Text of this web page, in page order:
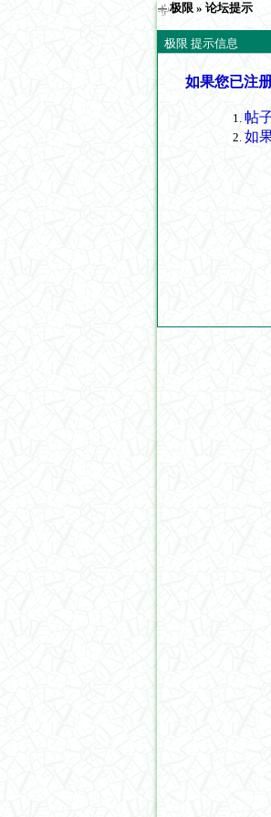
极限 » 论坛提示
极限 提示信息
如果您已注
帖
如